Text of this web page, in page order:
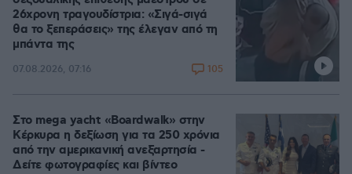
26χρονη τραγουδίστρια: «Σιγά-σιγά
θα το ξεπεράσεις» της έλεγαν από τη
μπάντα της
07.08.2026, 07:16 105
Στο mega yacht «Boardwalk» στην
Κέρκυρα η δεξίωση για τα 250 χρόνια
από την αμερικανική ανεξαρτησία -
Δείτε φωτογραφίες και βίντεο